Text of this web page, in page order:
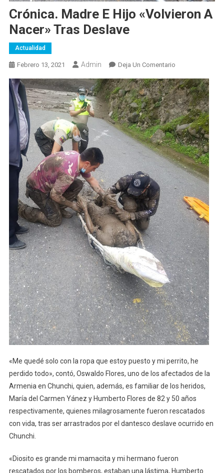
Crónica. Madre E Hijo «Volvieron A
Nacer» Tras Deslave
Actualidad
Febrero 13, 2021 Admin Deja Un ComentarioEn
Madre
E
Hijo
«Volvieron
A
Nacer»
Tras
Deslave
«Me quedé solo con la ropa que estoy puesto y mi perrito, he
perdido todo», contó, Oswaldo Flores, uno de los afectados de la
Armenia en Chunchi, quien, además, es familiar de los heridos,
María del Carmen Yánez y Humberto Flores de 82 y 50 años
respectivamente, quienes milagrosamente fueron rescatados
con vida, tras ser arrastrados por el dantesco deslave ocurrido en
Chunchi.
«Diosito es grande mi mamacita y mi hermano fueron
rescatados por los bomberos, estaban una lástima, Humberto